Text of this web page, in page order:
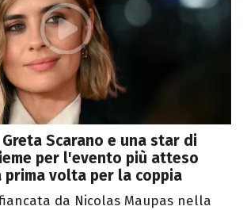
Scarano e una star di
per l'evento più atteso
volta per la coppia
da Nicolas Maupas nella